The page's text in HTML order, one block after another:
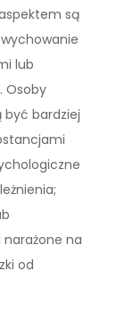
są
lub
Osoby
bardziej
na
od